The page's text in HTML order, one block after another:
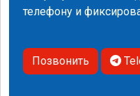
телефону и
Позвонить